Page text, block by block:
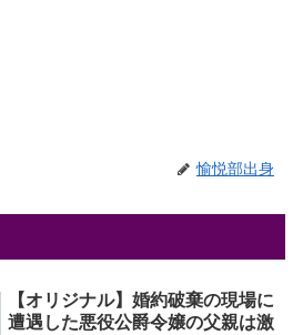
愉悦部出身
【オリジナル】婚約破棄の現場に
遭遇した悪役公爵令嬢の父親は激